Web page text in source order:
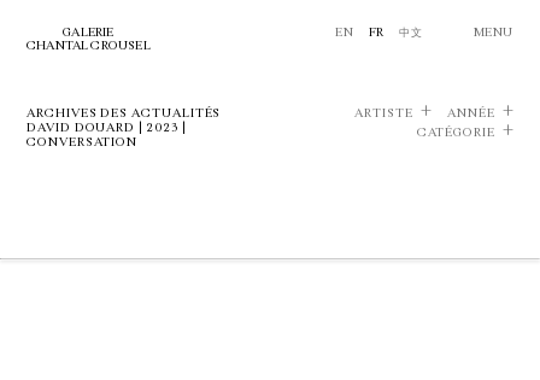
GALERIE
CHANTAL CROUSEL
EN FR 中文 MENU
ARCHIVES DES ACTUALITÉS
DAVID DOUARD | 2023 |
CONVERSATION
ARTISTE
ANNÉE
CATÉGORIE